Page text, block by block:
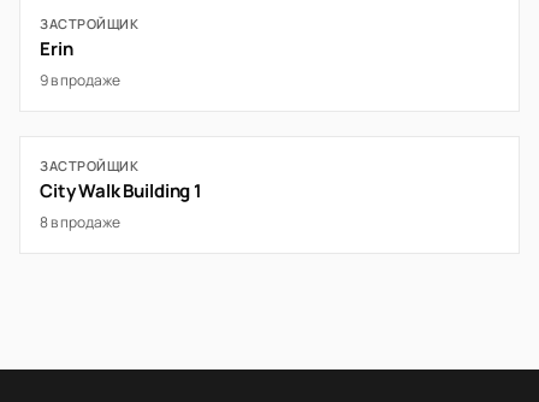
ЗАСТРОЙЩИК
Erin
9 в продаже
ЗАСТРОЙЩИК
City Walk Building 1
8 в продаже